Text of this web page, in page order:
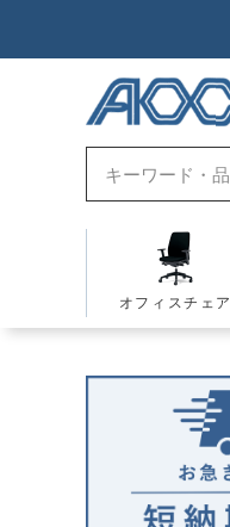
オフィスチェア